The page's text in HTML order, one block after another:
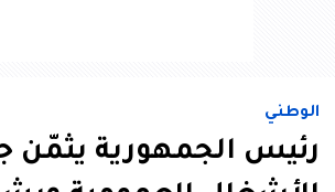
الوطني
رئيس الجمهورية يثمّن